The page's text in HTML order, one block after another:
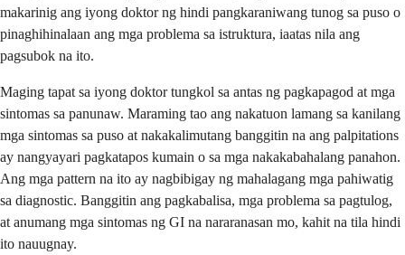
makarinig ang iyong doktor ng hindi pangkaraniwang tunog sa puso o
pinaghihinalaan ang mga problema sa istruktura, iaatas nila ang
pagsubok na ito.
Maging tapat sa iyong doktor tungkol sa antas ng pagkapagod at mga
sintomas sa panunaw. Maraming tao ang nakatuon lamang sa kanilang
mga sintomas sa puso at nakakalimutang banggitin na ang palpitations
ay nangyayari pagkatapos kumain o sa mga nakakabahalang panahon.
Ang mga pattern na ito ay nagbibigay ng mahalagang mga pahiwatig
sa diagnostic. Banggitin ang pagkabalisa, mga problema sa pagtulog,
at anumang mga sintomas ng GI na nararanasan mo, kahit na tila hindi
ito nauugnay.